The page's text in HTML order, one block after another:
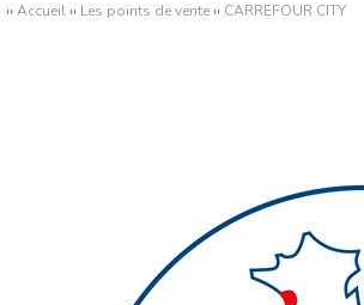
››Accueil›› Les points de vente›› CARREFOUR CITY